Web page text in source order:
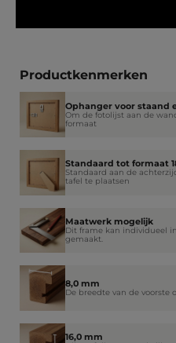
Productkenmerken
Ophanger voor staand
Om de fotolijst aan de
formaat
Standaard tot formaat
Standaard aan de
tafel te plaatsen
Maatwerk mogelijk
Dit frame kan individueel
gemaakt.
8,0 mm
De breedte van de voorste
16,0 mm